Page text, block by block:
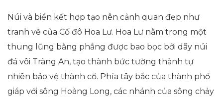
Núi và biển kết hợp tạo nên cảnh quan đẹp như
tranh vẽ của Cố đô Hoa Lư. Hoa Lư nằm trong một
thung lũng bằng phẳng được bao bọc bởi dãy núi
đá vôi Tràng An, tạo thành bức tường thành tự
nhiên bảo vệ thành cổ. Phía tây bắc của thành phố
giáp với sông Hoàng Long, các nhánh của sông chảy